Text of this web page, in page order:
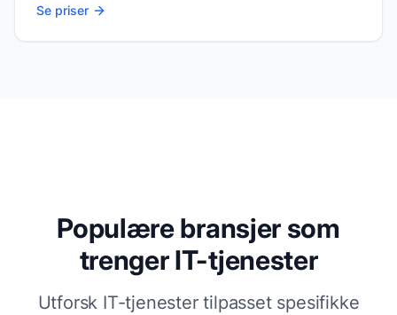
Se priser
Populære bransjer som
trenger IT-tjenester
Utforsk IT-tjenester tilpasset spesifikke